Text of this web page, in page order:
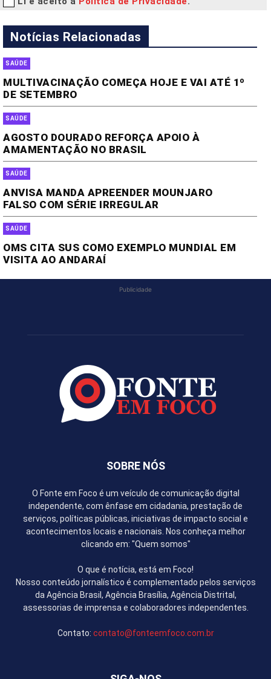
Notícias Relacionadas
SAÚDE
MULTIVACINAÇÃO COMEÇA HOJE E VAI ATÉ 1º
DE SETEMBRO
SAÚDE
AGOSTO DOURADO REFORÇA APOIO À
AMAMENTAÇÃO NO BRASIL
SAÚDE
ANVISA MANDA APREENDER MOUNJARO
FALSO COM SÉRIE IRREGULAR
SAÚDE
OMS CITA SUS COMO EXEMPLO MUNDIAL EM
VISITA AO ANDARAÍ
Publicidade
SOBRE NÓS
O Fonte em Foco é um veículo de comunicação digital
independente, com ênfase em cidadania, prestação de
serviços, políticas públicas, iniciativas de impacto social e
acontecimentos locais e nacionais. Nos conheça melhor
clicando em: "Quem somos"
O que é notícia, está em Foco!
Nosso conteúdo jornalístico é complementado pelos serviços
da Agência Brasil, Agência Brasília, Agência Distrital,
assessorias de imprensa e colaboradores independentes.
Contato: contato@fonteemfoco.com.br